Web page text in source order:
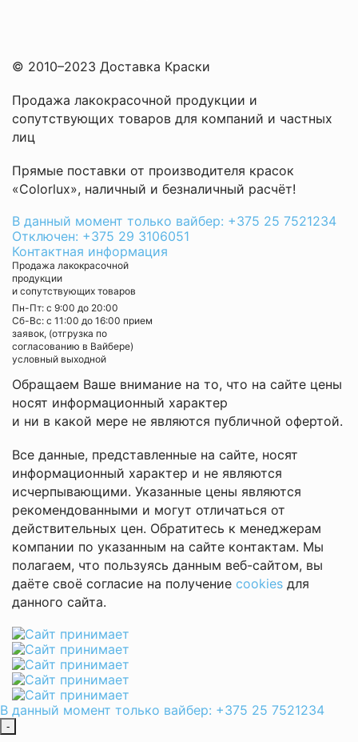
© 2010–2023 Доставка Краски
Продажа лакокрасочной продукции и
сопутствующих товаров для компаний и частных
лиц
Прямые поставки от производителя красок
«Colorlux», наличный и безналичный расчёт!
В данный момент только вайбер: +375 25 7521234
Отключен: +375 29 3106051
Контактная информация
Продажа лакокрасочной
продукции
и сопутствующих товаров
Пн-Пт: с 9:00 до 20:00
Cб-Вс: с 11:00 до 16:00 прием
заявок, (отгрузка по
согласованию в Вайбере)
условный выходной
Обращаем Ваше внимание на то, что на сайте цены
носят информационный характер
и ни в какой мере не являются публичной офертой.
Все данные, представленные на сайте, носят
информационный характер и не являются
исчерпывающими. Указанные цены являются
рекомендованными и могут отличаться от
действительных цен. Обратитесь к менеджерам
компании по указанным на сайте контактам. Мы
полагаем, что пользуясь данным веб-сайтом, вы
даёте своё согласие на получение cookies для
данного сайта.
В данный момент только вайбер: +375 25 7521234
-